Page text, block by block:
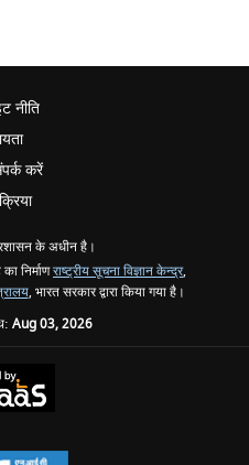
नीति
करें
के अधीन है।
निर्माणराष्ट्रीय सूचना विज्ञान केन्द्र,
, भारत सरकार द्वारा किया गया है।
Aug 03, 2026